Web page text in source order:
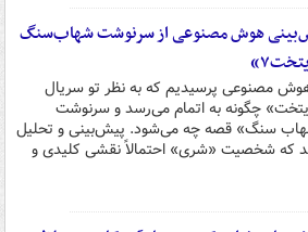
هوش مصنوعی از سرنوشت شهاب‌سنگ
مصنوعی پرسیدیم که به نظر تو سریال
چگونه به اتمام می‌رسد و سرنوشت
سنگ» قصه چه می‌شود. پیش‌بینی و تحلیل
شخصیت «شری» احتمالاً نقشی کلیدی و